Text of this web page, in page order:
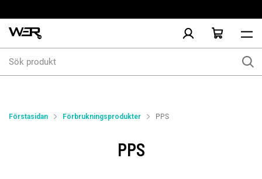
produkt
Förstasidan Förbrukningsprodukter PPS
PPS